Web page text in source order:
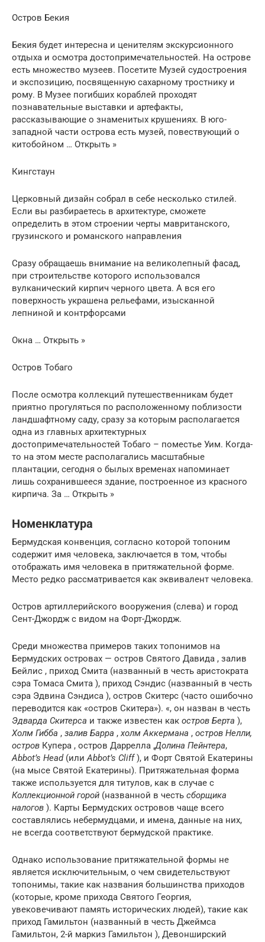
Остров Бекия
Бекия будет интересна и ценителям экскурсионного
отдыха и осмотра достопримечательностей. На острове
есть множество музеев. Посетите Музей судостроения
и экспозицию, посвященную сахарному тростнику и
рому. В Музее погибших кораблей проходят
познавательные выставки и артефакты,
рассказывающие о знаменитых крушениях. В юго-
западной части острова есть музей, повествующий о
китобойном … Открыть »
Кингстаун
Церковный дизайн собрал в себе несколько стилей.
Если вы разбираетесь в архитектуре, сможете
определить в этом строении черты мавританского,
грузинского и романского направления
Сразу обращаешь внимание на великолепный фасад,
при строительстве которого использовался
вулканический кирпич черного цвета. А вся его
поверхность украшена рельефами, изысканной
лепниной и контрфорсами
Окна … Открыть »
Остров Тобаго
После осмотра коллекций путешественникам будет
приятно прогуляться по расположенному поблизости
ландшафтному саду, сразу за которым располагается
одна из главных архитектурных
достопримечательностей Тобаго – поместье Уим. Когда-
то на этом месте располагались масштабные
плантации, сегодня о былых временах напоминает
лишь сохранившееся здание, построенное из красного
кирпича. За … Открыть »
Номенклатура
Бермудская конвенция, согласно которой топоним
содержит имя человека, заключается в том, чтобы
отображать имя человека в притяжательной форме.
Место редко рассматривается как эквивалент человека.
Остров артиллерийского вооружения (слева) и город
Сент-Джордж с видом на Форт-Джордж.
Среди множества примеров таких топонимов на
Бермудских островах — остров Святого Давида , залив
Бейлис , приход Смита (названный в честь аристократа
сэра Томаса Смита ), приход Сэндис (названный в честь
сэра Эдвина Сэндиса ), остров Скитерс (часто ошибочно
переводится как «остров Скитера»). «, он назван в честь
Эдварда Скитерса и также известен как остров Берта ),
Холм Гибба , залив Барра ,холм Аккермана , остров Нелли,
остров Купера , остров Даррелла ,Долина Пейнтера,
Abbot’s Head(илиAbbot’s Cliff), и Форт Святой Екатерины
(на мысе Святой Екатерины). Притяжательная форма
также используется для титулов, как в случае с
Коллекционной горой (названной в честь сборщика
налогов ). Карты Бермудских островов чаще всего
составлялись небермудцами, и имена, данные на них,
не всегда соответствуют бермудской практике.
Однако использование притяжательной формы не
является исключительным, о чем свидетельствуют
топонимы, такие как названия большинства приходов
(которые, кроме прихода Святого Георгия,
увековечивают память исторических людей), такие как
приход Гамильтон (названный в честь Джеймса
Гамильтон, 2-й маркиз Гамильтон ), Девонширский